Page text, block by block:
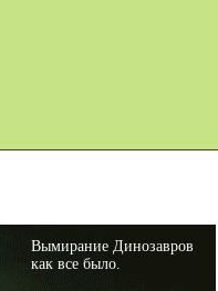
Вымирание Динозавров
как все было.